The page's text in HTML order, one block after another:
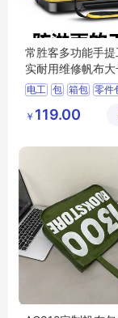
常胜客多功能手
实耐用维修帆布
具袋电工专用
电工 包 箱包 零件
￥ 119.00